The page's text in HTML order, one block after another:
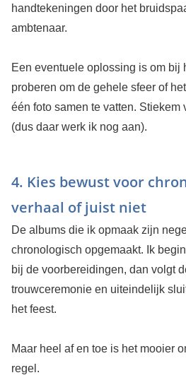
handtekeningen door het
ambtenaar.
Een eventuele oplossing is om bij
proberen om de gehele sfeer of
één foto samen te vatten. Stiekem
(dus daar werk ik nog aan).
4. Kies bewust voor
verhaal of juist niet
De albums die ik opmaak zijn
chronologisch opgemaakt. Ik
bij de voorbereidingen, dan volgt
trouwceremonie en uiteindelijk
het feest.
Maar heel af en toe is het mooier
regel.